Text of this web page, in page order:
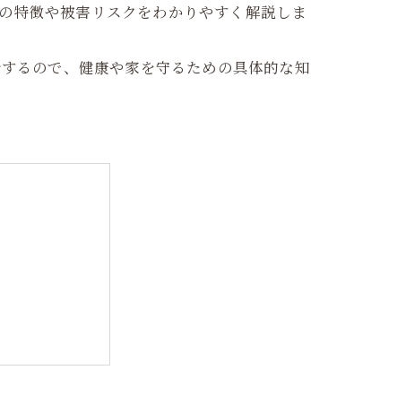
特徴や被害リスクをわかりやすく解説しま
るので、健康や家を守るための具体的な知
は